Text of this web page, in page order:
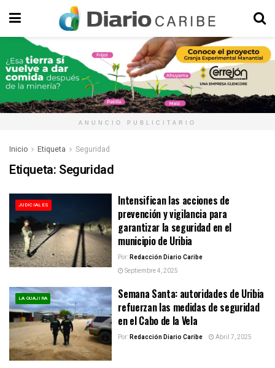
ANUNCIO PUBLICITARIO
Inicio Etiqueta Seguridad
Etiqueta: Seguridad
JUDICIALES
Intensifican las acciones de
prevención y vigilancia para
garantizar la seguridad en el
municipio de Uribia
Por:Redacción Diario Caribe
Septiembre 4, 2025
LA GUAJIRA
Semana Santa: autoridades de Uribia
refuerzan las medidas de seguridad
en el Cabo de la Vela
Por:Redacción Diario Caribe Abril 7, 2025